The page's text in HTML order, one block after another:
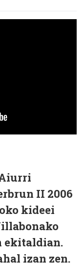
II 2006
kideei
ekitaldian.
izan zen.